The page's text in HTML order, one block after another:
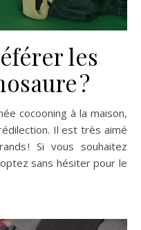
les
?
Il est très aimé
! Si vous souhaitez
sans hésiter pour le